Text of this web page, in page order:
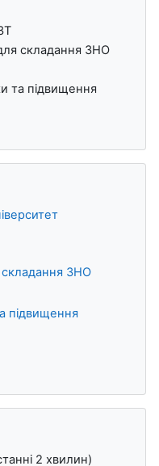
складання ЗНО
та підвищення
складання ЗНО
підвищення
2 хвилин)